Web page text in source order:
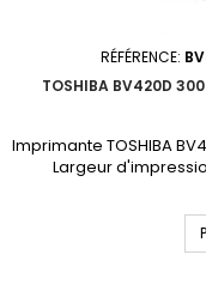
RÉFÉRENCE:
TOSHIBA BV420D 300
Imprimante TOSHIBA
Largeur
USB, ETHERNET, port